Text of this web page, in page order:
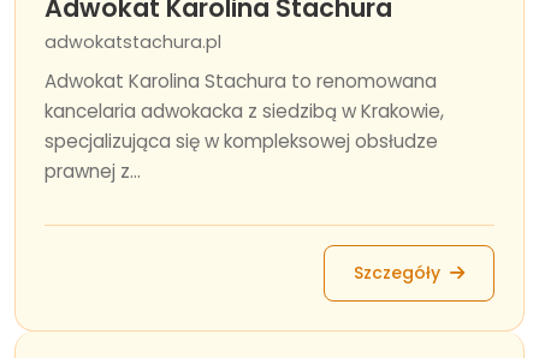
Adwokat Karolina Stachura
adwokatstachura.pl
Adwokat Karolina Stachura to renomowana
kancelaria adwokacka z siedzibą w Krakowie,
specjalizująca się w kompleksowej obsłudze
prawnej z...
Szczegóły